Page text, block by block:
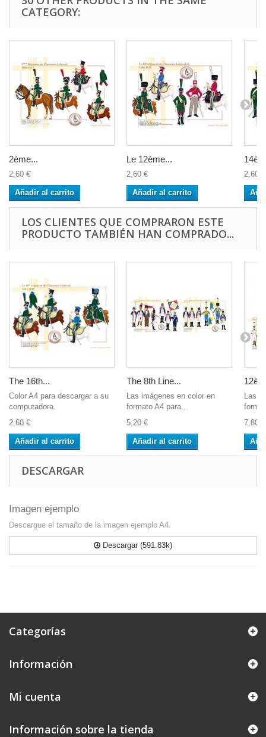
CATEGORY:
2ème...
2,60 €
Añadir al carrito
Le 12ème...
2,60 €
Añadir al carrito
2,60 €
LOS CLIENTES QUE COMPRARON ESTE
PRODUCTO TAMBIÉN HAN COMPRADO...
The 16th...
Color A4 para descargar a su
computadora.
2,60 €
Añadir al carrito
The 8th Line...
Las imágenes en color en
formato A4 para...
5,20 €
Añadir al carrito
Las
7,80 €
DESCARGAR
Imagen ejemplo
Descargue el tamaño de la imagen ejemplo A4.
Descargar (591.83k)
Categorías
Información
Mi cuenta
Información sobre la tienda